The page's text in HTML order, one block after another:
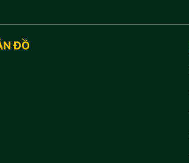
ĐỒ